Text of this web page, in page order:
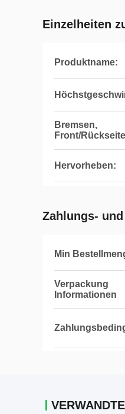
Einzelheiten
Produktname:
Bremsen,
Front/
Hervorheben:
Zahlungs-
Min
Verpackung
Informationen